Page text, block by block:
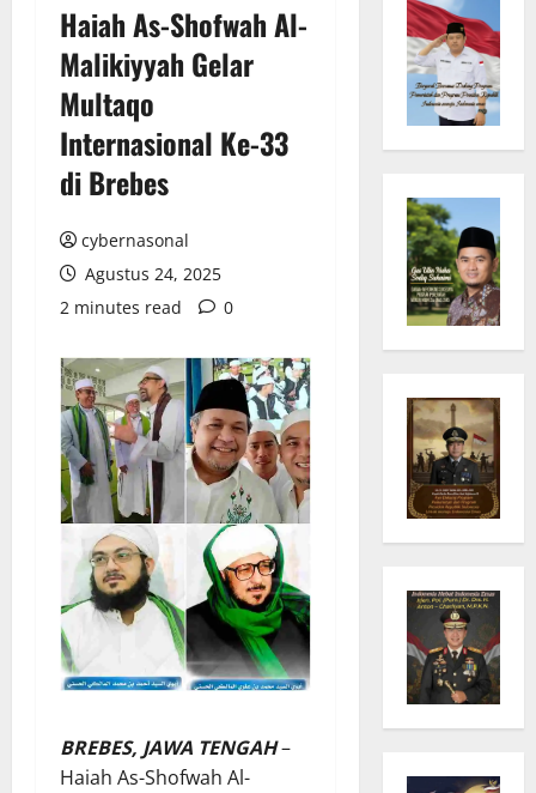
Haiah As-Shofwah Al-
Malikiyyah Gelar
Multaqo
Internasional Ke-33
di Brebes
cybernasonal
Agustus 24, 2025
2 minutes read
0
BREBES, JAWA TENGAH–
Haiah As-Shofwah Al-